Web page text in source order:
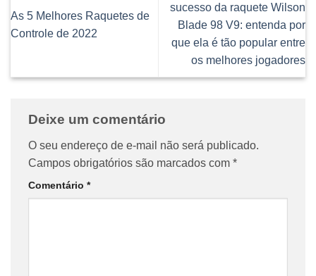
As 5 Melhores Raquetes de
Controle de 2022
sucesso da raquete Wilson
Blade 98 V9: entenda por
que ela é tão popular entre
os melhores jogadores
Deixe um comentário
O seu endereço de e-mail não será publicado.
Campos obrigatórios são marcados com *
Comentário *